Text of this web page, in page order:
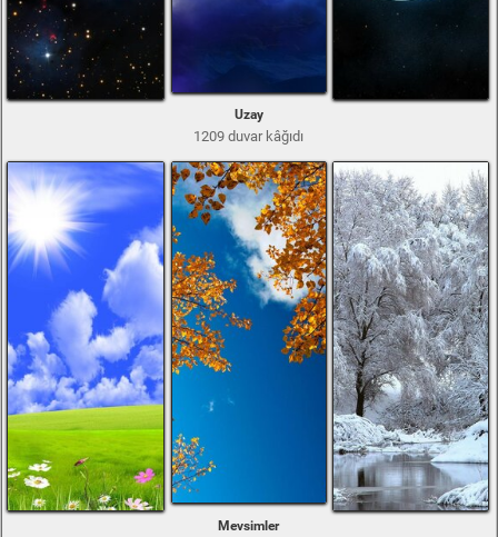
Uzay
1209 duvar kâğıdı
Mevsimler